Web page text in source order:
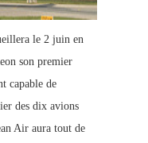
le 2 juin en
son premier
capable de
des dix avions
Air aura tout de